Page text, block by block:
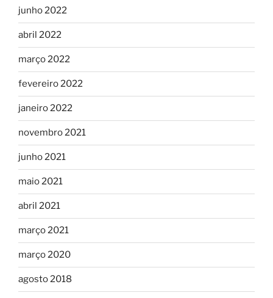
junho 2022
abril 2022
março 2022
fevereiro 2022
janeiro 2022
novembro 2021
junho 2021
maio 2021
abril 2021
março 2021
março 2020
agosto 2018